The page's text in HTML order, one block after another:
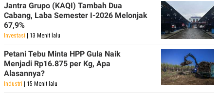
Jantra Grupo (KAQI) Tambah Dua
Cabang, Laba Semester I-2026 Melonjak
67,9%
Investasi | 13 Menit lalu
Petani Tebu Minta HPP Gula Naik
Menjadi Rp16.875 per Kg, Apa
Alasannya?
Industri | 15 Menit lalu